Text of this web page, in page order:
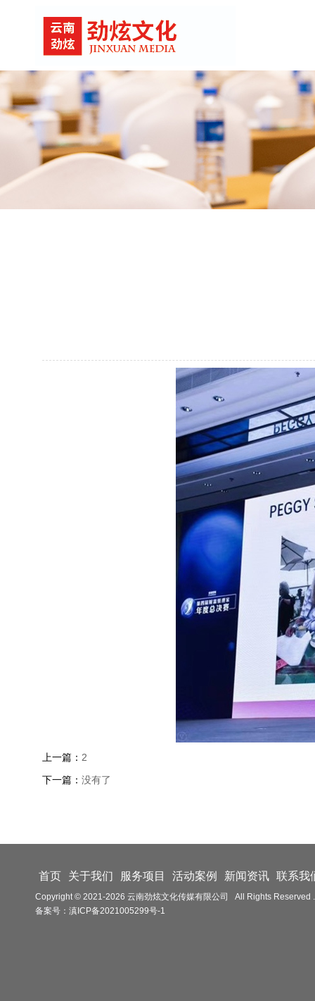
上一篇： 2
下一篇： 没有了
首页 关于我们 服务项目 活动案例 新闻资讯 联系我
Copyright © 2021-2026 云南劲炫文化传媒有限公司 All Rights Reserved .
备案号： 滇ICP备2021005299号-1